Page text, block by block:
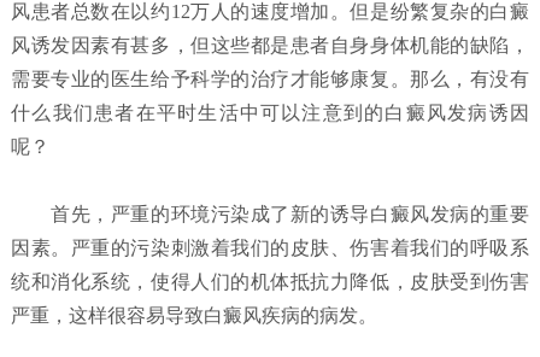
风患者总数在以约12万人的速度增加。但是纷繁复杂的白癜
风诱发因素有甚多，但这些都是患者自身身体机能的缺陷，
需要专业的医生给予科学的治疗才能够康复。那么，有没有
什么我们患者在平时生活中可以注意到的白癜风发病诱因
呢？
首先，严重的环境污染成了新的诱导白癜风发病的重要
因素。 严重的污染刺激着我们的皮肤、伤害着我们的呼吸系
统和消化系统，使得人们的机体抵抗力降低，皮肤受到伤害
严重，这样很容易导致白癜风疾病的病发。